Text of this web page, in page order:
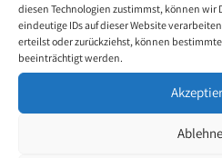
diesen Technologien zustimmst, können wir
eindeutige IDs auf dieser Website
erteilst oder zurückziehst, können
beeinträchtigt werden.
dortige Sonderschule.1994 begann
und zu malen. Hierfür verwendet er
Aquarellfarben.
Zurück zur Künstlerübersicht